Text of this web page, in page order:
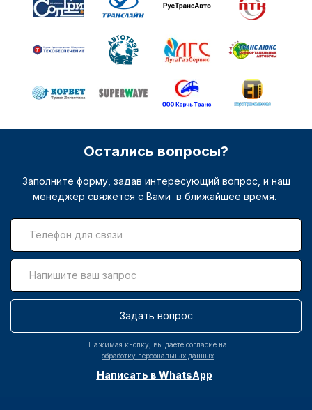
Остались вопросы?
Заполните форму, задав интересующий вопрос, и наш
менеджер свяжется с Вами в ближайшее время.
Задать вопрос
Нажимая кнопку, вы даете согласие на
обработку персональных данных
Написать в WhatsApp